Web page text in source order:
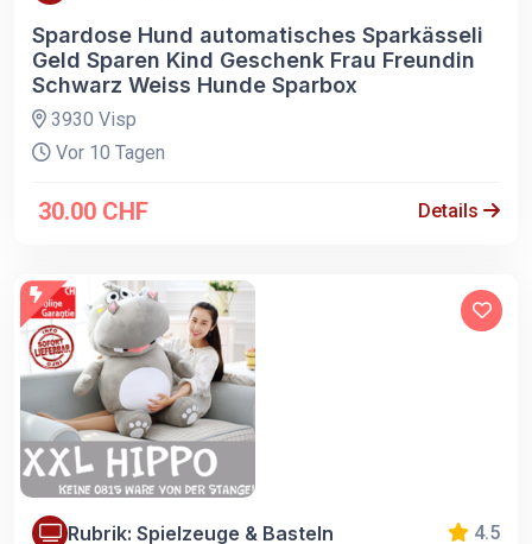
Spardose Hund automatisches Sparkässeli
Geld Sparen Kind Geschenk Frau Freundin
Schwarz Weiss Hunde Sparbox
3930 Visp
Vor 10 Tagen
30.00 CHF Details
Rubrik: Spielzeuge & Basteln 4.5